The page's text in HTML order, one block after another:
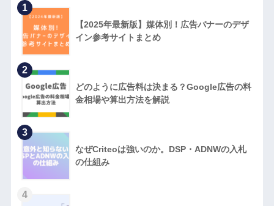
1
【2025年最新版】媒体別！広告バナーのデザ
イン参考サイトまとめ
2
どのように広告料は決まる？Google広告の料
金相場や算出方法を解説
3
なぜCriteoは強いのか。DSP・ADNWの入札
の仕組み
4